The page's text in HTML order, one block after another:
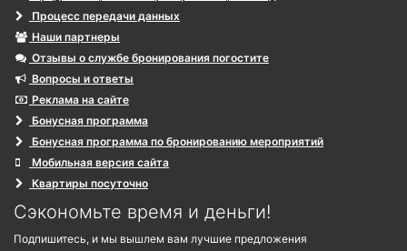
Процесс передачи данных
Наши партнеры
Отзывы о службе бронирования погостите
Вопросы и ответы
Реклама на сайте
Бонусная программа
Бонусная программа по бронированию мероприятий
Мобильная версия сайта
Квартиры посуточно
Сэкономьте время и деньги!
Подпишитесь, и мы вышлем вам лучшие предложения